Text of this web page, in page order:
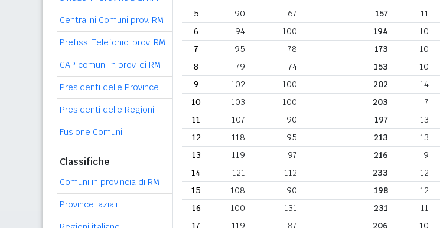
Centralini Comuni prov. RM
Prefissi Telefonici prov. RM
CAP comuni in prov. di RM
Presidenti delle Province
Presidenti delle Regioni
Fusione Comuni
Classifiche
Comuni in provincia di RM
Province laziali
5
90 67 157 11
6
94 100 194 10
7
95 78 173 10
8
79 74 153 10
9
102 100 202 14
10
103 100 203 7
11
107 90 197 13
12
118 95 213 13
13
119 97 216 9
14
121 112 233 12
15
108 90 198 12
16
100 131 231 11
17
119 87 206 10